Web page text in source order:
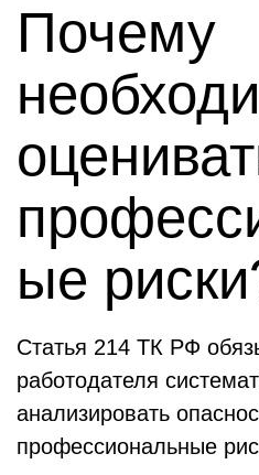
Почему
ые
Статья 214 ТК РФ о
работодателя
анализировать
профессиональные